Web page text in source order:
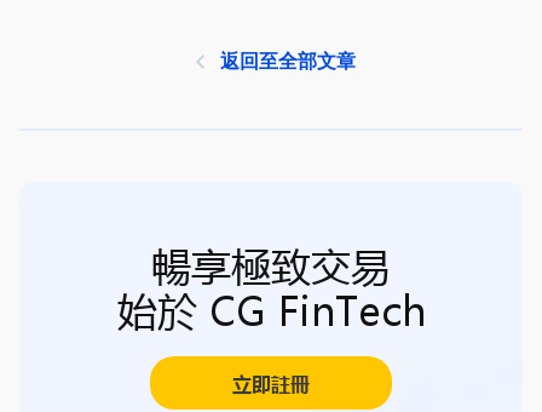
返回至全部文章
暢享極致交易
始於 CG FinTech
立即註冊